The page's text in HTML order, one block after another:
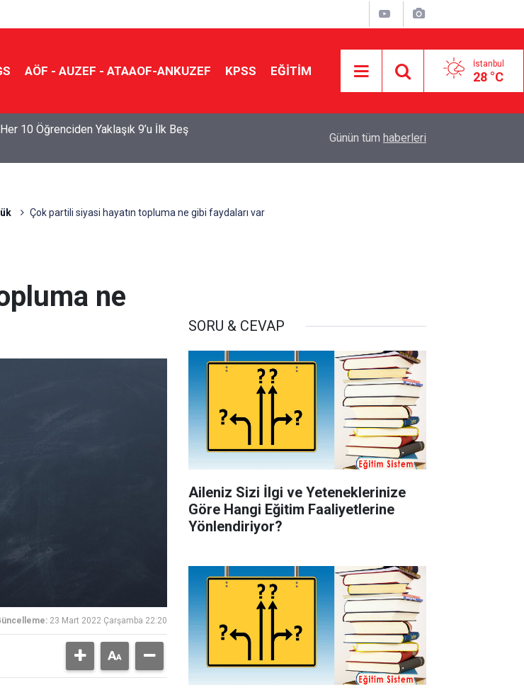
AÖF - AUZEF - ATAAOF-ANKUZEF KPSS EĞİTİM İstanbul
28 °C
10 Öğrenciden Yaklaşık 9’u İlk Beş
Yönlendiriyor?
Günün tüm haberleri
Çok partili siyasi hayatın topluma ne gibi faydaları var
ne
23 Mart 2022 Çarşamba 22:20
SORU & CEVAP
Aileniz Sizi İlgi ve Yeteneklerinize
Göre Hangi Eğitim Faaliyetlerine
Yönlendiriyor?